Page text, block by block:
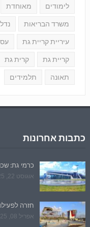
לימודים מאוחדת
משרד הבריאות
עיריית קריית גת
קריית גת קרית גת
תאונה תלמידים
כתבות אחרונות
כרמי גת:
אוגוסט 22, 2025
חזרה
אפריל 08, 2025